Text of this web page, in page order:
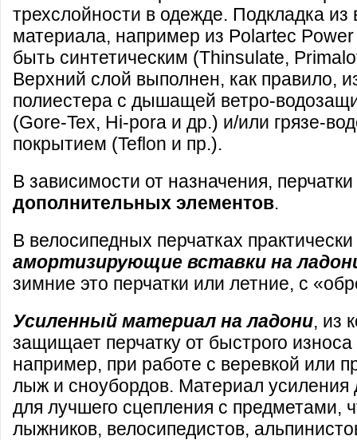
трехслойности в одежде. Подкладка из
материала, например из Polartec
быть синтетическим (Thinsulate,
Верхний слой выполнен, как правило,
полиестера с дышащей ветро-
(Gore-Tex, Hi-pora и др.) и/или грязе-
покрытием (Teflon и пр.).
В зависимости от назначения,
дополнительных элементов.
В велосипедных перчатках практически
амортизирующие вставки на
зимние это перчатки или летние, с
Усиленный материал на ладони, из
защищает перчатку от быстрого
например, при работе с веревкой или
лыж и сноубордов. Материал усиления
для лучшего сцепления с предметами,
лыжников, велосипедистов,